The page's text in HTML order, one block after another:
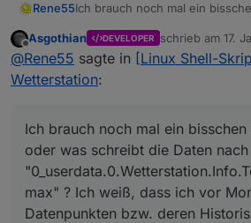
Rene55Ich brauch noch mal ein
ax" ? Ich weiß, dass ich vor
Datenpunkten bzw. deren
Offline
Asgothian DEVELOPER schrieb am 17.
zuletzt editiert
@Rene55 sagte in [Linux Shell-
Wetterstation:
Ich brauch noch mal ein
oder was schreibt die Daten nach
max" ? Ich weiß, dass ich vor
Datenpunkten bzw. deren